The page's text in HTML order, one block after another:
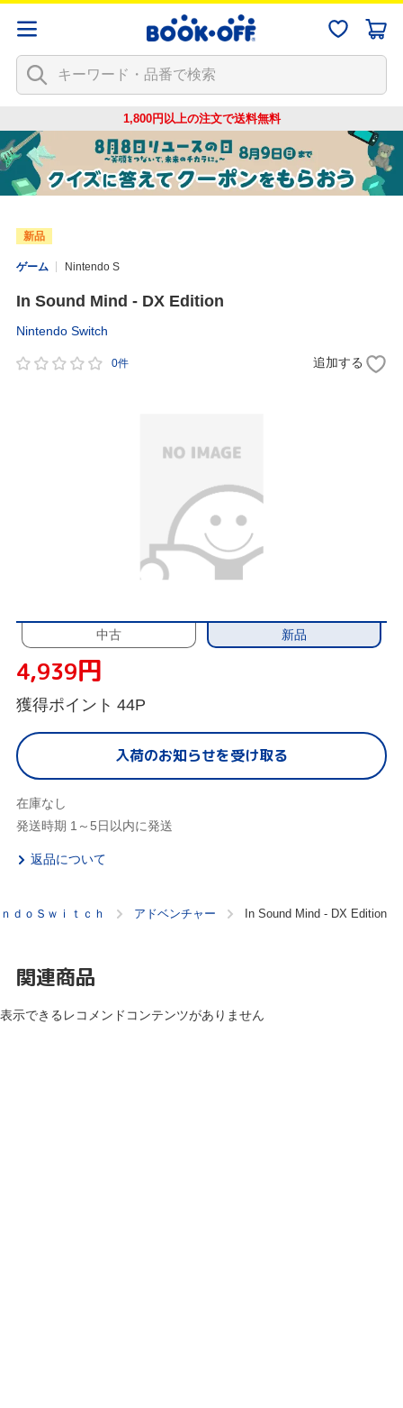
1,800円以上の注文で送料無料
新品
ゲーム Nintendo S
In Sound Mind - DX Edition
Nintendo Switch
0件 追加する
中古 新品
4,939円
獲得ポイント 44P
入荷のお知らせを受け取る
在庫なし
発送時期 1～5日以内に発送
返品について
ｄｏＳｗｉｔｃｈ アドベンチャー In Sound Mind - DX Edition
関連商品
表示できるレコメンドコンテンツがありません